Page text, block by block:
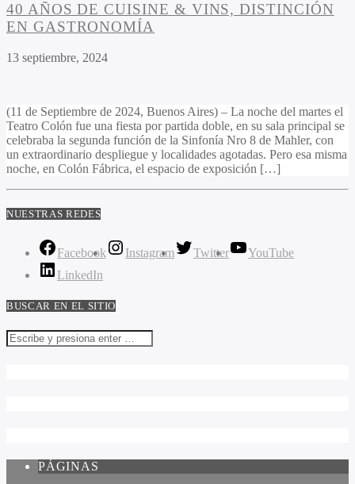
40 AÑOS DE CUISINE & VINS, DISTINCIÓN
EN GASTRONOMÍA
13 septiembre, 2024
(11 de Septiembre de 2024, Buenos Aires) – La noche del martes el
Teatro Colón fue una fiesta por partida doble, en su sala principal se
celebraba la segunda función de la Sinfonía Nro 8 de Mahler, con
un extraordinario despliegue y localidades agotadas. Pero esa misma
noche, en Colón Fábrica, el espacio de exposición […]
NUESTRAS REDES
Facebook Instagram Twitter
YouTube
LinkedIn
BUSCAR EN EL SITIO
PÁGINAS